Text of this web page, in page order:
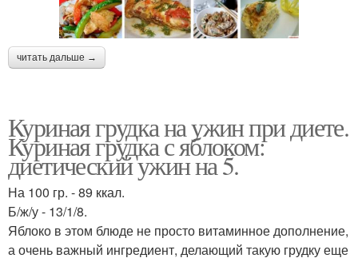
читать дальше →
Куриная грудка на ужин при диете.
Куриная грудка с яблоком:
диетический ужин на 5.
На 100 гр. - 89 ккал.
Б/ж/у - 13/1/8.
Яблоко в этом блюде не просто витаминное дополнение,
а очень важный ингредиент, делающий такую грудку еще